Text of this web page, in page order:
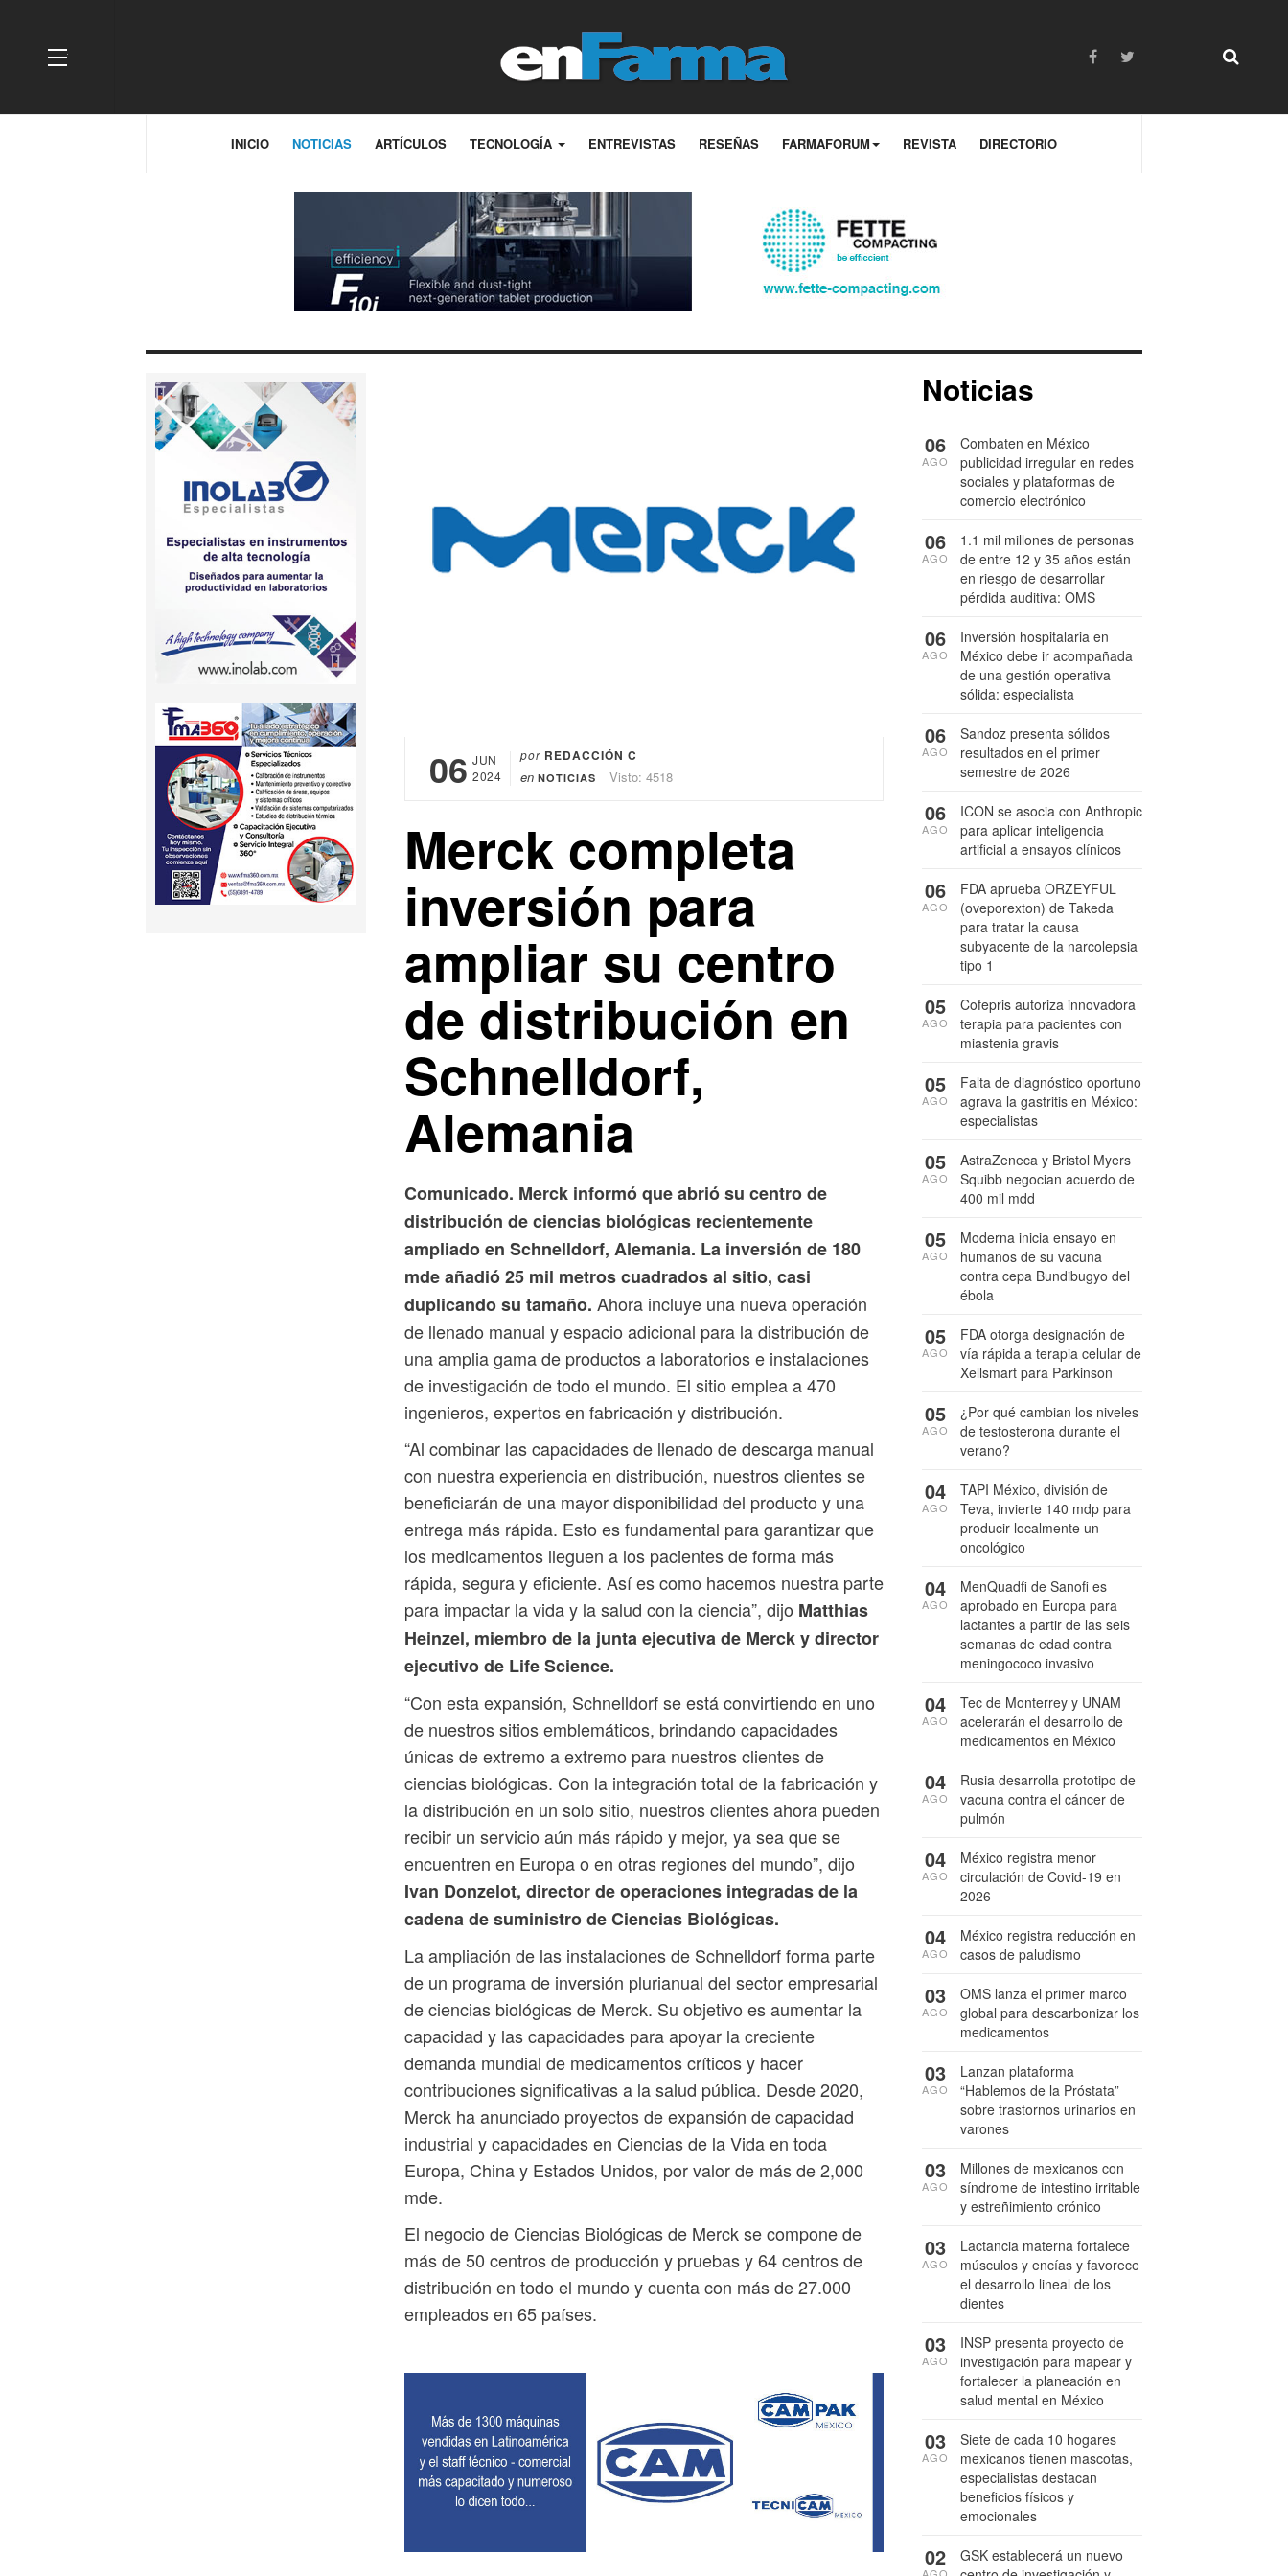
OFF CANVAS
INICIO NOTICIAS ARTÍCULOS TECNOLOGÍA ENTREVISTAS RESEÑAS FARMAFORUM REVISTA DIRECTORIO
06 JUN
2024
por REDACCIÓN C
en NOTICIAS Visto: 4518
Merck completa
inversión para
ampliar su centro
de distribución en
Schnelldorf,
Alemania
Comunicado. Merck informó que abrió su centro de
distribución de ciencias biológicas recientemente
ampliado en Schnelldorf, Alemania. La inversión de 180
mde añadió 25 mil metros cuadrados al sitio, casi
duplicando su tamaño. Ahora incluye una nueva operación
de llenado manual y espacio adicional para la distribución de
una amplia gama de productos a laboratorios e instalaciones
de investigación de todo el mundo. El sitio emplea a 470
ingenieros, expertos en fabricación y distribución.
“Al combinar las capacidades de llenado de descarga manual
con nuestra experiencia en distribución, nuestros clientes se
beneficiarán de una mayor disponibilidad del producto y una
entrega más rápida. Esto es fundamental para garantizar que
los medicamentos lleguen a los pacientes de forma más
rápida, segura y eficiente. Así es como hacemos nuestra parte
para impactar la vida y la salud con la ciencia”, dijo Matthias
Heinzel, miembro de la junta ejecutiva de Merck y director
ejecutivo de Life Science.
“Con esta expansión, Schnelldorf se está convirtiendo en uno
de nuestros sitios emblemáticos, brindando capacidades
únicas de extremo a extremo para nuestros clientes de
ciencias biológicas. Con la integración total de la fabricación y
la distribución en un solo sitio, nuestros clientes ahora pueden
recibir un servicio aún más rápido y mejor, ya sea que se
encuentren en Europa o en otras regiones del mundo”, dijo
Ivan Donzelot, director de operaciones integradas de la
cadena de suministro de Ciencias Biológicas.
La ampliación de las instalaciones de Schnelldorf forma parte
de un programa de inversión plurianual del sector empresarial
de ciencias biológicas de Merck. Su objetivo es aumentar la
capacidad y las capacidades para apoyar la creciente
demanda mundial de medicamentos críticos y hacer
contribuciones significativas a la salud pública. Desde 2020,
Merck ha anunciado proyectos de expansión de capacidad
industrial y capacidades en Ciencias de la Vida en toda
Europa, China y Estados Unidos, por valor de más de 2,000
mde.
El negocio de Ciencias Biológicas de Merck se compone de
más de 50 centros de producción y pruebas y 64 centros de
distribución en todo el mundo y cuenta con más de 27.000
empleados en 65 países.
Noticias
Combaten en México
publicidad irregular en redes
sociales y plataformas de
comercio electrónico
06
AGO
1.1 mil millones de personas
de entre 12 y 35 años están
en riesgo de desarrollar
pérdida auditiva: OMS
06
AGO
Inversión hospitalaria en
México debe ir acompañada
de una gestión operativa
sólida: especialista
06
AGO
Sandoz presenta sólidos
resultados en el primer
semestre de 2026
06
AGO
ICON se asocia con Anthropic
para aplicar inteligencia
artificial a ensayos clínicos
06
AGO
FDA aprueba ORZEYFUL
(oveporexton) de Takeda
para tratar la causa
subyacente de la narcolepsia
tipo 1
06
AGO
Cofepris autoriza innovadora
terapia para pacientes con
miastenia gravis
05
AGO
Falta de diagnóstico oportuno
agrava la gastritis en México:
especialistas
05
AGO
AstraZeneca y Bristol Myers
Squibb negocian acuerdo de
400 mil mdd
05
AGO
Moderna inicia ensayo en
humanos de su vacuna
contra cepa Bundibugyo del
ébola
05
AGO
FDA otorga designación de
vía rápida a terapia celular de
Xellsmart para Parkinson
05
AGO
¿Por qué cambian los niveles
de testosterona durante el
verano?
05
AGO
TAPI México, división de
Teva, invierte 140 mdp para
producir localmente un
oncológico
04
AGO
MenQuadfi de Sanofi es
aprobado en Europa para
lactantes a partir de las seis
semanas de edad contra
meningococo invasivo
04
AGO
Tec de Monterrey y UNAM
acelerarán el desarrollo de
medicamentos en México
04
AGO
Rusia desarrolla prototipo de
vacuna contra el cáncer de
pulmón
04
AGO
México registra menor
circulación de Covid-19 en
2026
04
AGO
México registra reducción en
casos de paludismo
04
AGO
OMS lanza el primer marco
global para descarbonizar los
medicamentos
03
AGO
Lanzan plataforma
“Hablemos de la Próstata”
sobre trastornos urinarios en
varones
03
AGO
Millones de mexicanos con
síndrome de intestino irritable
y estreñimiento crónico
03
AGO
Lactancia materna fortalece
músculos y encías y favorece
el desarrollo lineal de los
dientes
03
AGO
INSP presenta proyecto de
investigación para mapear y
fortalecer la planeación en
salud mental en México
03
AGO
Siete de cada 10 hogares
mexicanos tienen mascotas,
especialistas destacan
beneficios físicos y
emocionales
03
AGO
GSK establecerá un nuevo
02